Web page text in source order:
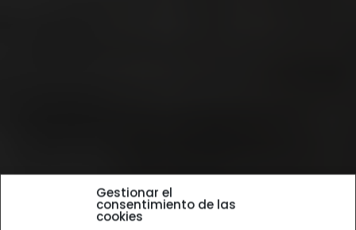
Gestionar el
consentimiento de las
cookies